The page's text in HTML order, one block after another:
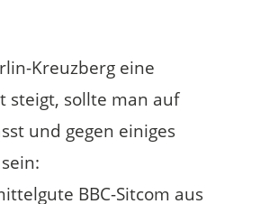
Kreuzberg eine
steigt, sollte man auf
und gegen einiges
BBC-Sitcom aus